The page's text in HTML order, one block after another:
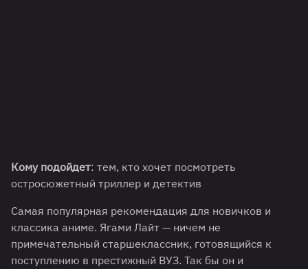
Кому подойдет: тем, кто хочет посмотреть
остросюжетный триллер и детектив
Самая популярная рекомендация для новичков и
классика аниме. Ягами Лайт — ничем не
примечательный старшеклассник, готовящийся к
поступлению в престижный ВУЗ. Так бы он и